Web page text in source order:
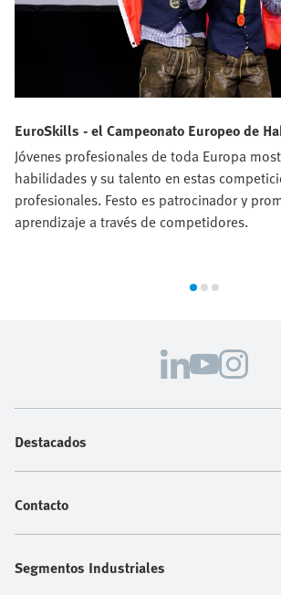
EuroSkills - el Campeonato Europeo de
Jóvenes profesionales de toda Europa
habilidades y su talento en estas
profesionales. Festo es patrocinador y
aprendizaje a través de competidores.
Destacados
Contacto
Segmentos Industriales